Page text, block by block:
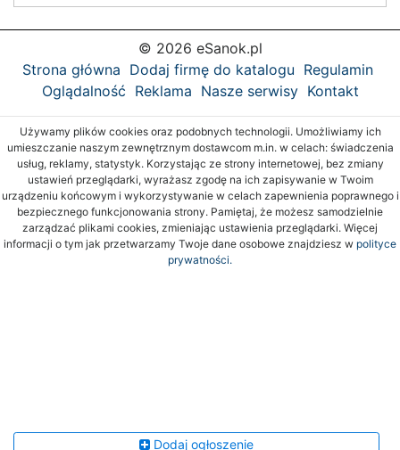
© 2026 eSanok.pl
Strona główna Dodaj firmę do katalogu Regulamin
Oglądalność Reklama Nasze serwisy Kontakt
Używamy plików cookies oraz podobnych technologii. Umożliwiamy ich
umieszczanie naszym zewnętrznym dostawcom m.in. w celach: świadczenia
usług, reklamy, statystyk. Korzystając ze strony internetowej, bez zmiany
ustawień przeglądarki, wyrażasz zgodę na ich zapisywanie w Twoim
urządzeniu końcowym i wykorzystywanie w celach zapewnienia poprawnego i
bezpiecznego funkcjonowania strony. Pamiętaj, że możesz samodzielnie
zarządzać plikami cookies, zmieniając ustawienia przeglądarki. Więcej
informacji o tym jak przetwarzamy Twoje dane osobowe znajdziesz w polityce
prywatności.
Dodaj ogłoszenie